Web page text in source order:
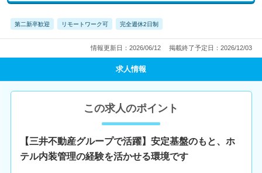
第二新卒歓迎 リモートワーク可 完全週休2日制
情報更新日：2026/06/12 掲載終了予定日：2026/12/03
求人情報
この求人のポイント
【三井不動産グループで活躍】安定基盤のもと、ホ
テル内装管理の経験を活かせる環境です